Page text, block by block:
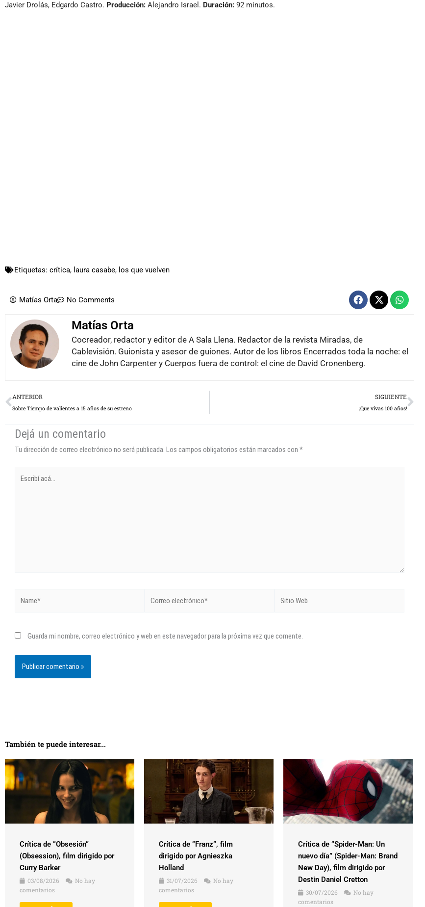
Javier Drolás, Edgardo Castro. Producción: Alejandro Israel. Duración: 92 minutos.
Etiquetas: crítica, laura casabe, los que vuelven
Matías Orta No Comments
Matías Orta
Cocreador, redactor y editor de A Sala Llena. Redactor de la revista Miradas, de
Cablevisión. Guionista y asesor de guiones. Autor de los libros Encerrados toda la noche: el
cine de John Carpenter y Cuerpos fuera de control: el cine de David Cronenberg.
Prev
ANTERIOR
Sobre Tiempo de valientes a 15 años de su estreno
SIGUIENTE
¡Que vivas 100 años!
Next
Dejá un comentario
Tu dirección de correo electrónico no será publicada. Los campos obligatorios están marcados con *
acá...
electrónico*
Web
Guarda mi nombre, correo electrónico y web en este navegador para la próxima vez que comente.
También te puede interesar...
Crítica de “Obsesión”
(Obsession), film dirigido por
Curry Barker
03/08/2026
No hay
comentarios
Crítica de “Franz”, film
dirigido por Agnieszka
Holland
31/07/2026
No hay
comentarios
Crítica de “Spider-Man: Un
nuevo día” (Spider-Man: Brand
New Day), film dirigido por
Destin Daniel Cretton
30/07/2026
No hay
comentarios